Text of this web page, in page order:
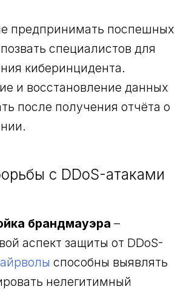
предпринимать поспешных
специалистов для
киберинцидента.
и восстановление данных
после получения отчёта о
с DDoS-атаками
брандмауэра –
аспект защиты от DDoS-
способны выявлять
нелегитимный